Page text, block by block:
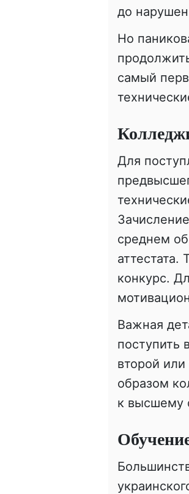
до
Но
самый
Для
среднем
конкурс.
Важная
поступить
второй
образом
к высшему